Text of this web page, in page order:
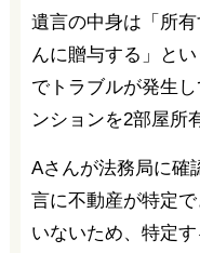
遺言の中身は「所
んに贈与する」と
でトラブルが発生
ンションを2部屋所
Aさんが法務局に確
言に不動産が特定
いないため、特定